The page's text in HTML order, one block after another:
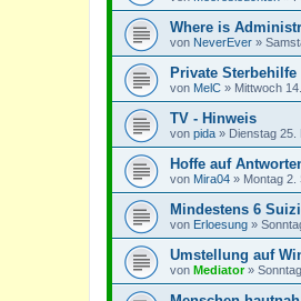
Where is
von NeverEver »
Private Sterbehilfe
von MelC » Mittwoch
TV - Hinweis
von pida » Dienstag 25.
Hoffe auf
von Mira04 » Montag 2.
Mindestens 6
von Erloesung »
Umstellung auf
von Mediator»